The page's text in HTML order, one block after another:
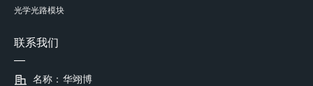
光学光路模块
联系我们
—
名称： 华翊博